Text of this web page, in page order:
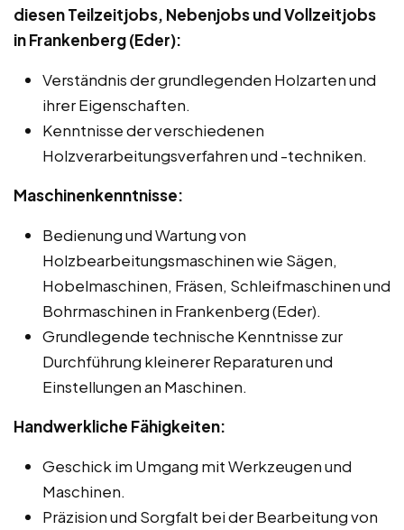
diesen Teilzeitjobs, Nebenjobs und Vollzeitjobs
in Frankenberg (Eder):
Verständnis der grundlegenden Holzarten und
ihrer Eigenschaften.
Kenntnisse der verschiedenen
Holzverarbeitungsverfahren und -techniken.
Maschinenkenntnisse:
Bedienung und Wartung von
Holzbearbeitungsmaschinen wie Sägen,
Hobelmaschinen, Fräsen, Schleifmaschinen und
Bohrmaschinen in Frankenberg (Eder).
Grundlegende technische Kenntnisse zur
Durchführung kleinerer Reparaturen und
Einstellungen an Maschinen.
Handwerkliche Fähigkeiten:
Geschick im Umgang mit Werkzeugen und
Maschinen.
Präzision und Sorgfalt bei der Bearbeitung von